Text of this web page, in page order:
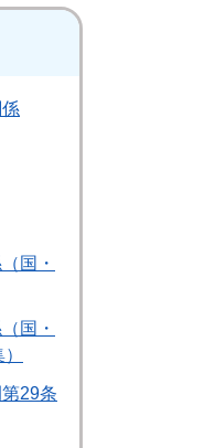
国・
国・
29条